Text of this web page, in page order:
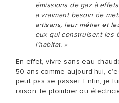
émissions de gaz à
a vraiment besoin de
artisans, leur métier et
eux qui construisent les
l’habitat. »
En effet, vivre sans eau
50 ans comme aujourd’hui,
peut pas se passer. Enfin, je
raison, le plombier ou